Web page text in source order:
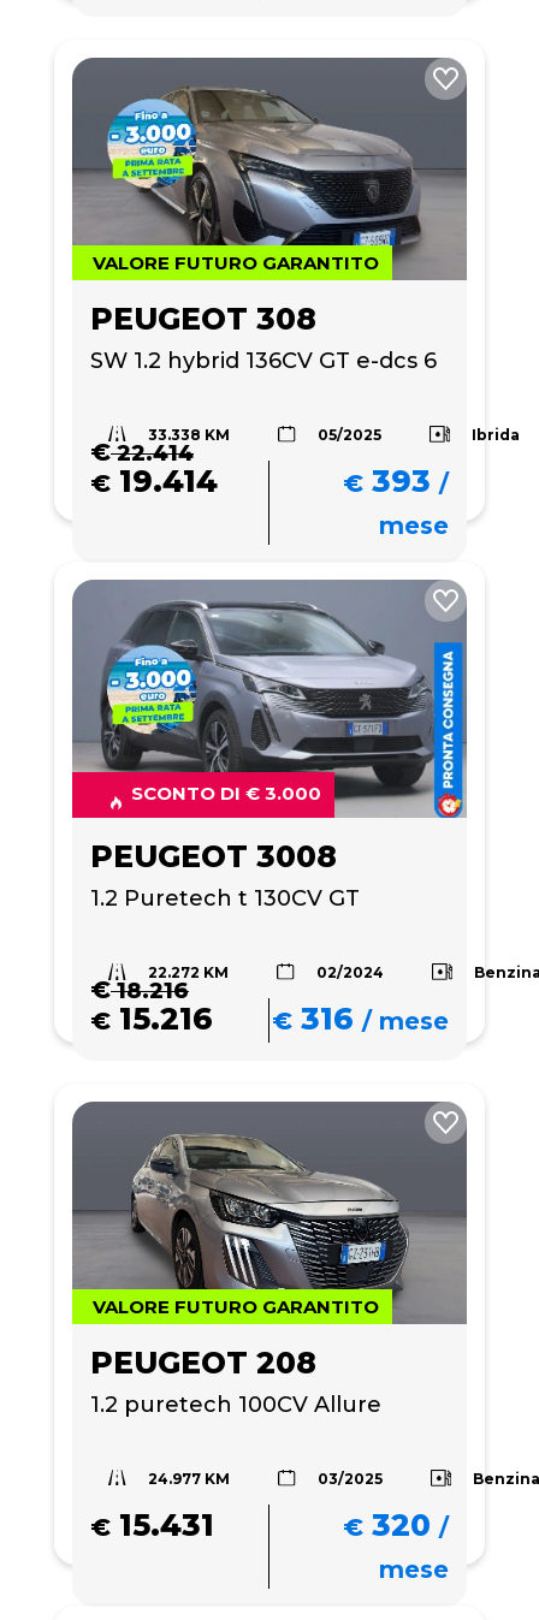
VALORE FUTURO GARANTITO
PEUGEOT 308
SW 1.2 hybrid 136CV GT e-dcs 6
33.338 KM 05/2025 Ibrida
€22.414
€ 19.414 € 393 /
mese
SCONTO DI € 3.000
PEUGEOT 3008
1.2 Puretech t 130CV GT
22.272 KM 02/2024
€18.216
€ 15.216 € 316 /mese
VALORE FUTURO GARANTITO
PEUGEOT 208
1.2 puretech 100CV Allure
24.977 KM 03/2025
€ 15.431 € 320 /
mese